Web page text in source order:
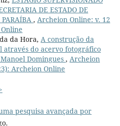
DE ESTADO DE
, Archeion Online: v. 12
da Hora, A construção da
do acervo fotográfico
Domingues , Archeion
Archeion Online
pesquisa avançada por